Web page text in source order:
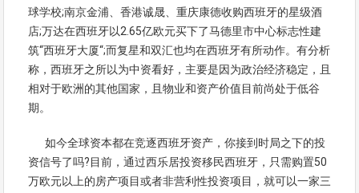
球学校;南京金浦、香港诚晟、重庆康德收购西班牙的星级酒
店;万达在西班牙以2.65亿欧元买下了马德里市中心标志性建
筑“西班牙大厦“;而复星和双汇也均在西班牙有所动作。有分析
称，西班牙之所以为中资看好，主要是因为政治经济稳定，且
相对于欧洲的其他国家，且物业和资产价值目前尚处于低谷
期。
如今全球资本都在竞逐西班牙资产，你接到时局之下的投
资信号了吗?目前，通过西乐居投资移民西班牙，只需购置50
万欧元以上的房产项目或者非营利性投资项目，就可以一家三